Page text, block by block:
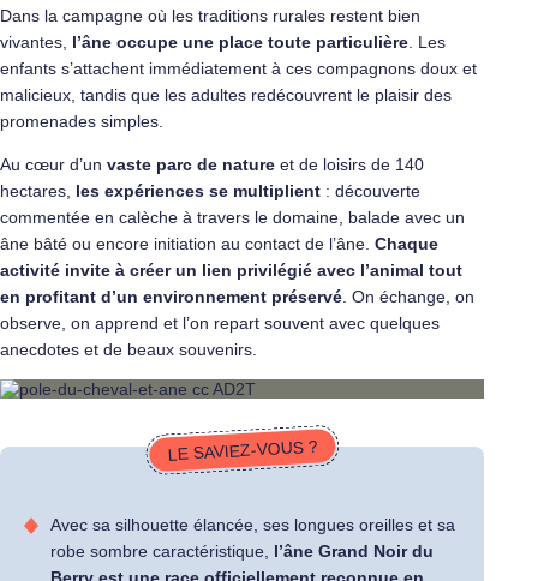
Dans la campagne où les traditions rurales restent bien
vivantes, l’âne occupe une place toute particulière . Les
enfants s’attachent immédiatement à ces compagnons doux et
malicieux, tandis que les adultes redécouvrent le plaisir des
promenades simples.
Au cœur d’un vaste parc de nature et de loisirs de 140
hectares, les expériences se multiplient : découverte
commentée en calèche à travers le domaine, balade avec un
âne bâté ou encore initiation au contact de l’âne. Chaque
activité invite à créer un lien privilégié avec l’animal tout
en profitant d’un environnement préservé . On échange, on
observe, on apprend et l’on repart souvent avec quelques
anecdotes et de beaux souvenirs.
LE SAVIEZ-VOUS ?
Avec sa silhouette élancée, ses longues oreilles et sa
robe sombre caractéristique, l’âne Grand Noir du